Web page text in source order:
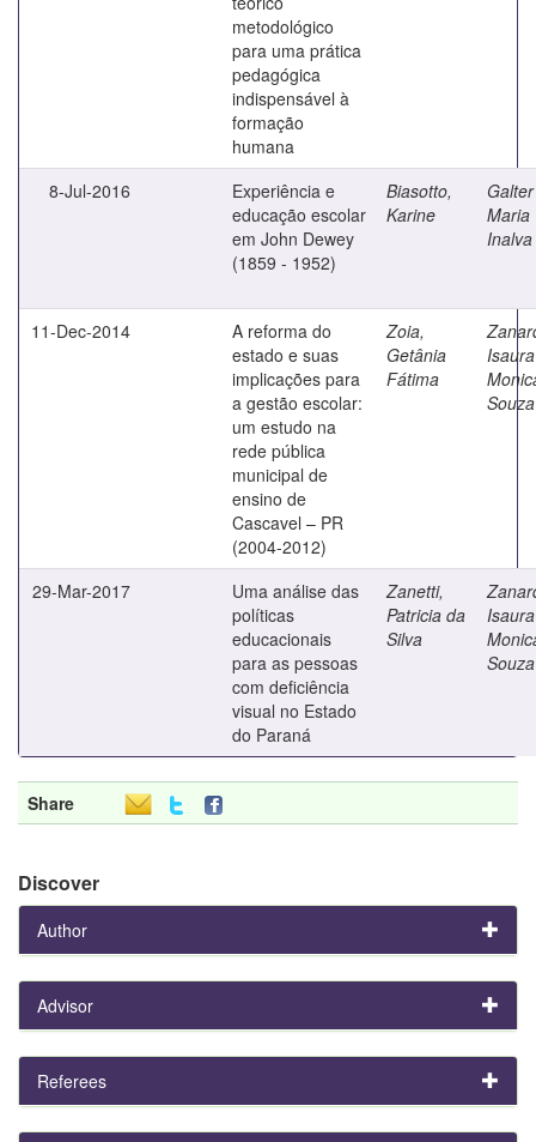
metodológico
para uma prática
pedagógica
indispensável à
formação
humana
8-Jul-2016
Experiência e
educação escolar
em John Dewey
(1859 - 1952)
Biasotto,
Karine
Maria
Inalva
11-Dec-2014
A reforma do
estado e suas
implicações para
a gestão escolar:
um estudo na
rede pública
municipal de
ensino de
Cascavel – PR
(2004-2012)
Zoia,
Getânia
Fátima
Isaura
Souza
29-Mar-2017
Uma análise das
políticas
educacionais
para as pessoas
com deficiência
visual no Estado
do Paraná
Zanetti,
Patricia da
Silva
Isaura
Souza
Share
Discover
Author
Advisor
Referees